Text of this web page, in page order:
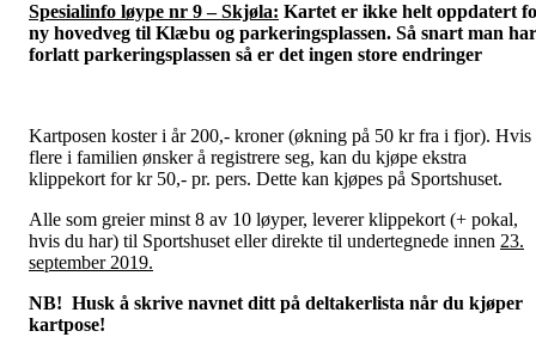
Spesialinfo løype nr 9 – Skjøla: Kartet er ikke helt oppdatert
ny hovedveg til Klæbu og parkeringsplassen. Så snart man har
forlatt parkeringsplassen så er det ingen store endringer
Kartposen koster i år 200,- kroner (økning på 50 kr fra i fjor). Hvis
flere i familien ønsker å registrere seg, kan du kjøpe ekstra
klippekort for kr 50,- pr. pers. Dette kan kjøpes på Sportshuset.
Alle som greier minst 8 av 10 løyper, leverer klippekort (+ pokal,
hvis du har) til Sportshuset eller direkte til undertegnede innen 23.
september 2019.
NB! Husk å skrive navnet ditt på deltakerlista når du kjøper
kartpose!